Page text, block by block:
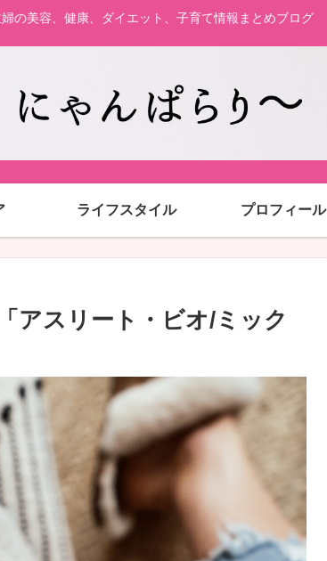
の美容、健康、ダイエット、子育て情報まとめブログ
ライフスタイル プロフィール
アスリート・ビオ/ミック